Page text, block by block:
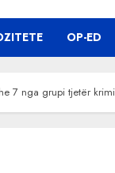
OP-ED
7 nga grupi tjetër